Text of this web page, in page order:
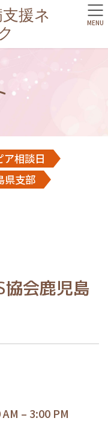
ア相談日
県支部
会鹿児島
– 3:00 PM
MENU